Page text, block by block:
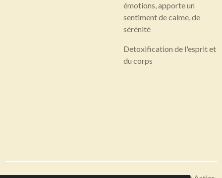
émotions, apporte un
sentiment de calme, de
sérénité
Detoxification de l'esprit et
du corps